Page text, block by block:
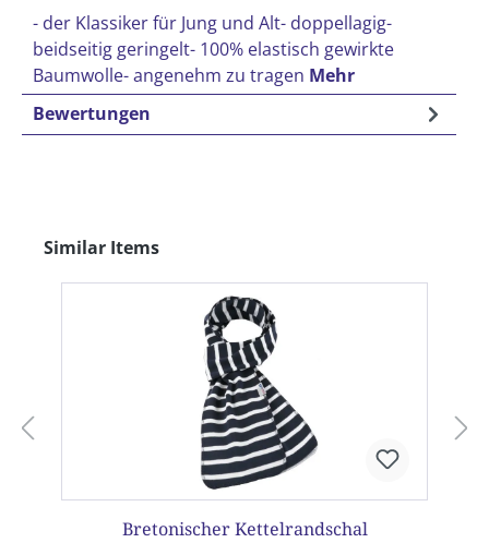
- der Klassiker für Jung und Alt- doppellagig-
beidseitig geringelt- 100% elastisch gewirkte
Baumwolle- angenehm zu tragen Mehr
Bewertungen
Produktgalerie überspringen
Similar Items
Bretonischer Kettelrandschal